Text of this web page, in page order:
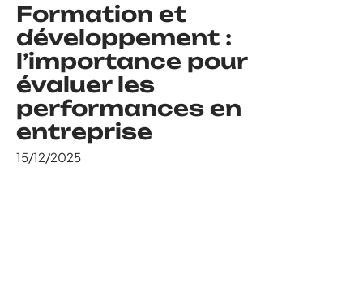
Formation et
développement :
l’importance pour
évaluer les
performances en
entreprise
15/12/2025